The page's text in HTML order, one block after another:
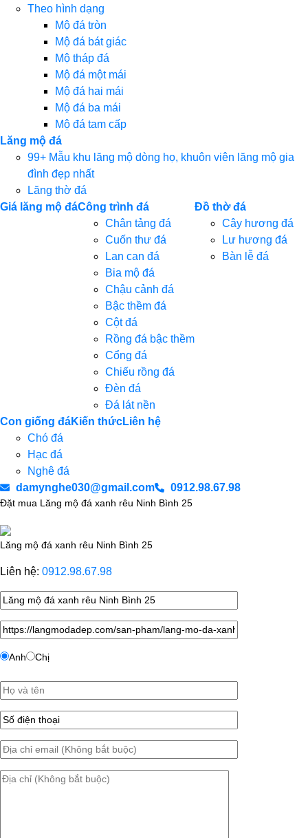
Theo hình dạng
Mộ đá tròn
Mộ đá bát giác
Mộ tháp đá
Mộ đá một mái
Mộ đá hai mái
Mộ đá ba mái
Mộ đá tam cấp
Lăng mộ đá
99+ Mẫu khu lăng mộ dòng họ, khuôn viên lăng mộ gia
đình đẹp nhất
Lăng thờ đá
Giá lăng mộ đáCông trình đá
Chân tảng đá
Cuốn thư đá
Lan can đá
Bia mộ đá
Chậu cảnh đá
Bậc thềm đá
Cột đá
Rồng đá bậc thềm
Cổng đá
Chiếu rồng đá
Đèn đá
Đá lát nền
Đồ thờ đá
Cây hương đá
Lư hương đá
Bàn lễ đá
Con giống đá
Chó đá
Hạc đá
Nghê đá
Kiến thứcLiên hệ
damynghe030@gmail.com 0912.98.67.98
Đặt mua Lăng mộ đá xanh rêu Ninh Bình 25
Lăng mộ đá xanh rêu Ninh Bình 25
Liên hệ: 0912.98.67.98
Anh Chị